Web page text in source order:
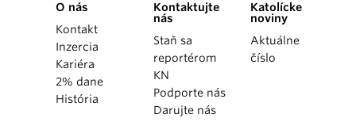
O nás
Kontakt
Inzercia
Kariéra
2% dane
História
Kontaktujte
nás
Staň sa
reportérom
KN
Podporte nás
Darujte nás
Katolícke
noviny
Aktuálne
číslo